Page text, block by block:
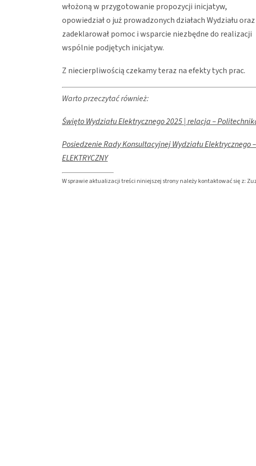
włożoną w przygotowanie propozycji inicjatyw,
opowiedział o już prowadzonych działach Wydziału oraz
zadeklarował pomoc i wsparcie niezbędne do realizacji
wspólnie podjętych inicjatyw.
Z niecierpliwością czekamy teraz na efekty tych prac.
Warto przeczytać również:
Święto Wydziału Elektrycznego 2025 | relacja –
Posiedzenie Rady Konsultacyjnej Wydziału Elektrycznego
ELEKTRYCZNY
W sprawie aktualizacji treści niniejszej strony należy kontaktować się z: